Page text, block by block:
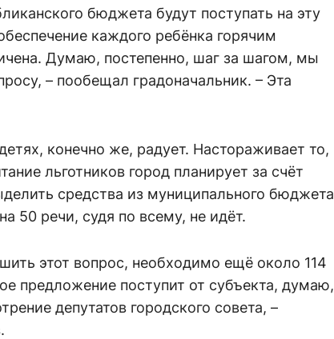
бюджета будут поступать на эту
каждого ребёнка горячим
Думаю, постепенно, шаг за шагом, мы
– пообещал градоначальник. – Эта
конечно же, радует. Настораживает то,
льготников город планирует за счёт
средства из муниципального бюджета
50 речи, судя по всему, не идёт.
этот вопрос, необходимо ещё около 114
предложение поступит от субъекта, думаю,
депутатов городского совета, –